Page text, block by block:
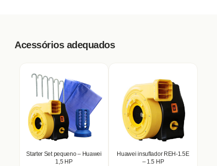
Acessórios adequados
Starter Set pequeno – Huawei
1,5 HP
Huawei insuflador REH-1.5E
– 1.5 HP